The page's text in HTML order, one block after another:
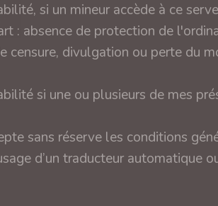
si un mineur accède à ce
: absence de protection de
censure, divulgation ou perte du
si une ou plusieurs de mes
sans réserve les conditions
d’un traducteur automatique